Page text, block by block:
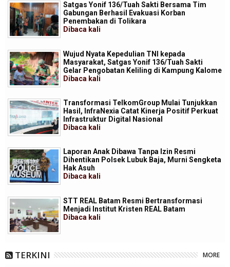
Satgas Yonif 136/Tuah Sakti Bersama Tim
Gabungan Berhasil Evakuasi Korban
Penembakan di Tolikara
Dibaca kali
Wujud Nyata Kepedulian TNI kepada
Masyarakat, Satgas Yonif 136/Tuah Sakti
Gelar Pengobatan Keliling di Kampung Kalome
Dibaca kali
Transformasi TelkomGroup Mulai Tunjukkan
Hasil, InfraNexia Catat Kinerja Positif Perkuat
Infrastruktur Digital Nasional
Dibaca kali
Laporan Anak Dibawa Tanpa Izin Resmi
Dihentikan Polsek Lubuk Baja, Murni Sengketa
Hak Asuh
Dibaca kali
STT REAL Batam Resmi Bertransformasi
Menjadi Institut Kristen REAL Batam
Dibaca kali
TERKINI MORE